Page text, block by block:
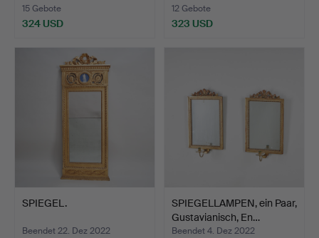
15 Gebote
324 USD
12 Gebote
323 USD
SPIEGEL.
Beendet 22. Dez 2022
SPIEGELLAMPEN, ein Paar,
Gustavianisch, En…
Beendet 4. Dez 2022